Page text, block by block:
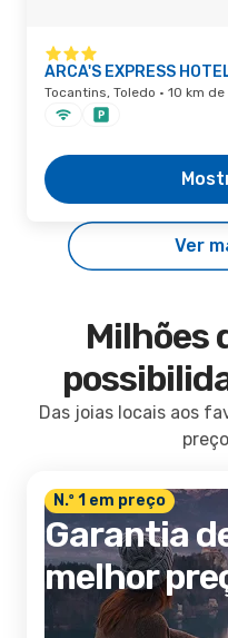
ARCA'S EXPRESS
Tocantins, Toledo · 10 km
Ver
Milhões
Das joias locais aos
N.º 1 em preço
Garantia
melhor